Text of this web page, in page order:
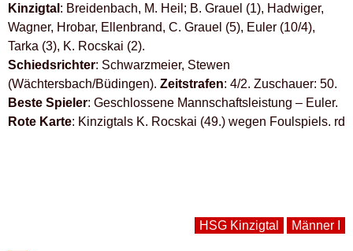
Kinzigtal : Breidenbach, M. Heil; B. Grauel (1), Hadwiger,
Wagner, Hrobar, Ellenbrand, C. Grauel (5), Euler (10/4),
Tarka (3), K. Rocskai (2).
Schiedsrichter: Schwarzmeier, Stewen
(Wächtersbach/Büdingen). Zeitstrafen: 4/2. Zuschauer: 50.
Beste Spieler: Geschlossene Mannschaftsleistung – Euler.
Rote Karte: Kinzigtals K. Rocskai (49.) wegen Foulspiels. rd
HSG Kinzigtal Männer I